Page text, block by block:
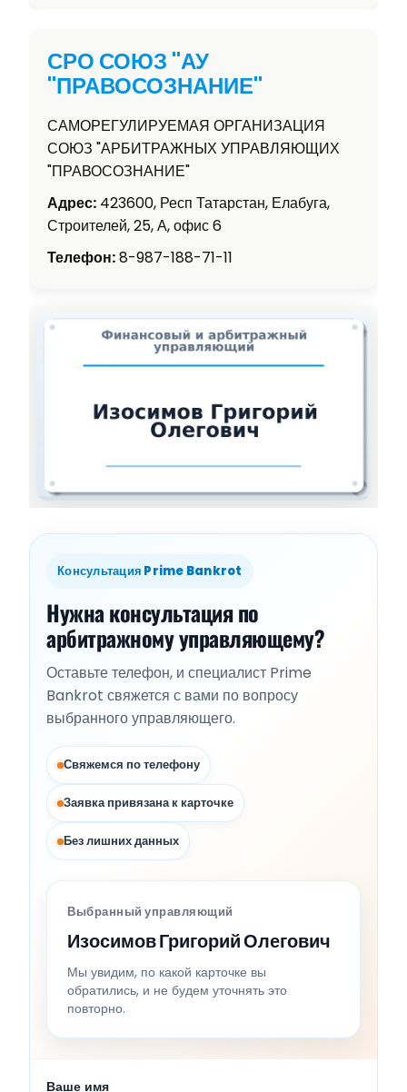
СРО СОЮЗ "АУ
"ПРАВОСОЗНАНИЕ"
САМОРЕГУЛИРУЕМАЯ ОРГАНИЗАЦИЯ
СОЮЗ "АРБИТРАЖНЫХ УПРАВЛЯЮЩИХ
"ПРАВОСОЗНАНИЕ"
Адрес: 423600, Респ Татарстан, Елабуга,
Строителей, 25, А, офис 6
Телефон:8-987-188-71-11
Консультация Prime Bankrot
Нужна консультация по
арбитражному управляющему?
Оставьте телефон, и специалист Prime
Bankrot свяжется с вами по вопросу
выбранного управляющего.
Свяжемся по телефону
Заявка привязана к карточке
Без лишних данных
Выбранный управляющий
Изосимов Григорий Олегович
Мы увидим, по какой карточке вы
обратились, и не будем уточнять это
повторно.
Ваше имя